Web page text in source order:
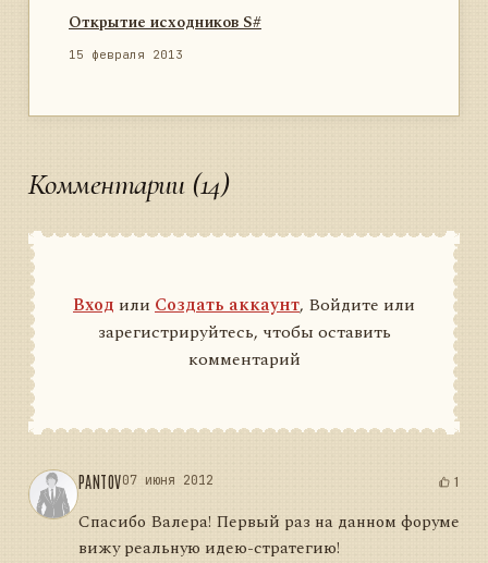
Открытие исходников S#
15 февраля 2013
Комментарии (14)
Вход или Создать аккаунт, Войдите или
зарегистрируйтесь, чтобы оставить
комментарий
PANTOV07 июня 2012 1
Спасибо Валера! Первый раз на данном форуме
вижу реальную идею-стратегию!